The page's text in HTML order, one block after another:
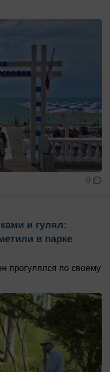
0
и гулял:
в парке
прогулялся по своему